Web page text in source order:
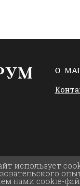
О
использует
нами cookie-